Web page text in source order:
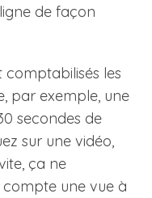
de façon
les
par exemple, une
secondes de
sur une vidéo,
ça ne
une vue à